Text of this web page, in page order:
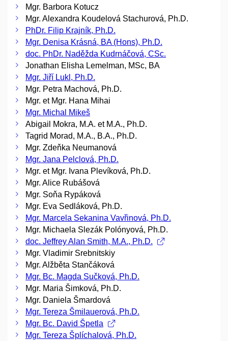
Mgr. Barbora Kotucz
Mgr. Alexandra Koudelová Stachurová, Ph.D.
PhDr. Filip Krajník, Ph.D.
Mgr. Denisa Krásná, BA (Hons), Ph.D.
doc. PhDr. Naděžda Kudrnáčová, CSc.
Jonathan Elisha Lemelman, MSc, BA
Mgr. Jiří Lukl, Ph.D.
Mgr. Petra Machová, Ph.D.
Mgr. et Mgr. Hana Mihai
Mgr. Michal Mikeš
Abigail Mokra, M.A. et M.A., Ph.D.
Tagrid Morad, M.A., B.A., Ph.D.
Mgr. Zdeňka Neumanová
Mgr. Jana Pelclová, Ph.D.
Mgr. et Mgr. Ivana Plevíková, Ph.D.
Mgr. Alice Rubášová
Mgr. Soňa Rypáková
Mgr. Eva Sedláková, Ph.D.
Mgr. Marcela Sekanina Vavřinová, Ph.D.
Mgr. Michaela Slezák Polónyová, Ph.D.
doc. Jeffrey Alan Smith, M.A., Ph.D.
Mgr. Vladimir Srebnitskiy
Mgr. Alžběta Stančáková
Mgr. Bc. Magda Sučková, Ph.D.
Mgr. Maria Šimková, Ph.D.
Mgr. Daniela Šmardová
Mgr. Tereza Šmilauerová, Ph.D.
Mgr. Bc. David Špetla
Mgr. Tereza Šplíchalová, Ph.D.